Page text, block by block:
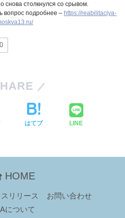
снова столкнулся со срывом.
вопрос подробнее – https://reabilitaciya-
0
はてブ LINE
HOME
リリース
お問い合わせ
について